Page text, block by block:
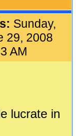
Sunday,
29, 2008
AM
lucrate in